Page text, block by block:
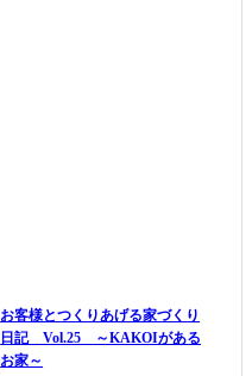
お客様とつくりあげる家づくり
日記 Vol.25 ～KAKOIがある
お家～